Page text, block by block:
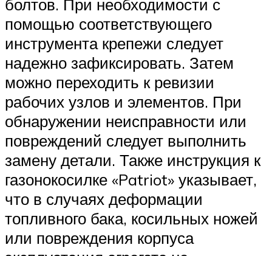
болтов. При необходимости с
помощью соответствующего
инструмента крепежи следует
надежно зафиксировать. Затем
можно переходить к ревизии
рабочих узлов и элементов. При
обнаружении неисправности или
повреждений следует выполнить
замену детали. Также инструкция к
газонокосилке «Patriot» указывает,
что в случаях деформации
топливного бака, косильных ножей
или повреждения корпуса